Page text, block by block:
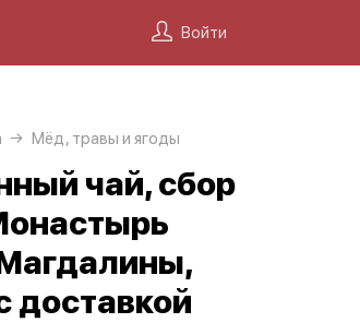
Войти
Мёд, травы и ягоды
чай, сбор
доставкой